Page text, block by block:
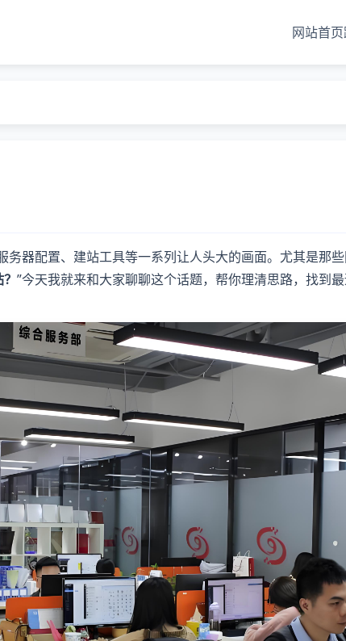
网站首页
务器配置、建站工具等一系列让人头大的画面。尤其是那
”今天我就来和大家聊聊这个话题，帮你理清思路，找到